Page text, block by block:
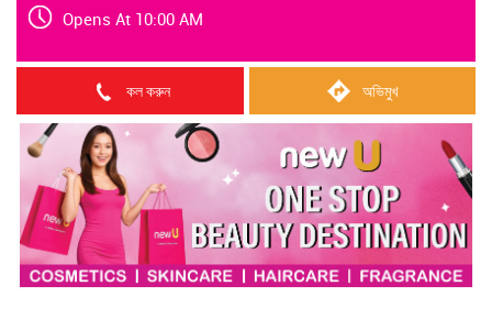
Opens At 10:00 AM
কল করুন অভিমুখ